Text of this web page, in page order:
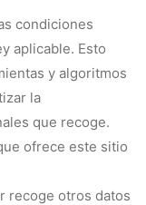
condiciones
aplicable. Esto
y algoritmos
la
que recoge.
ofrece este sitio
recoge otros datos